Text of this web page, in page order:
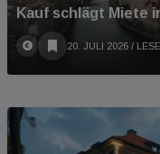
Kauf schlägt Miete
20. JULI 2026 /